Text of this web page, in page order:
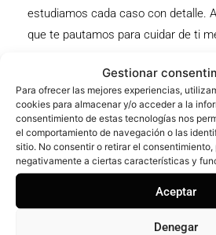
Gestionar
Para ofrecer las mejores experiencias,
cookies para almacenar y/o acceder a la
consentimiento de estas tecnologías nos
el comportamiento de navegación o las
sitio. No consentir o retirar el
negativamente a ciertas características y
Aceptar
Denegar
estudiamos cada caso con detalle.
que te pautamos para cuidar de ti